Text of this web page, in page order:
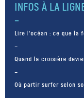
INFOS À LA
Lire l’océan : ce que la
Quand la croisière
Où partir surfer selon